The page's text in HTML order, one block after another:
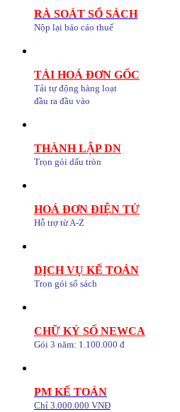
RÀ SOÁT SỔ SÁCH
Nộp lại báo cáo thuế
TẢI HOÁ ĐƠN GỐC
Tải tự động hàng loạt
đầu ra đầu vào
THÀNH LẬP DN
Trọn gói dấu tròn
HOÁ ĐƠN ĐIỆN TỬ
Hỗ trợ từ A-Z
DỊCH VỤ KẾ TOÁN
Trọn gói sổ sách
CHỮ KÝ SỐ NEWCA
Gói 3 năm: 1.100.000 đ
PM KẾ TOÁN
Chỉ 3.000.000 VNĐ